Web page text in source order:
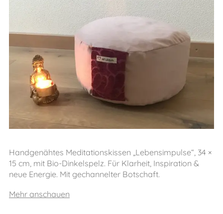
Handgenähtes Meditationskissen „Lebensimpulse“, 34 ×
15 cm, mit Bio-Dinkelspelz. Für Klarheit, Inspiration &
neue Energie. Mit gechannelter Botschaft.
Mehr anschauen